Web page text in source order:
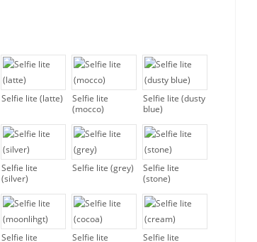
Selfie lite (latte)
Selfie lite
(mocco)
Selfie lite (dusty
blue)
Selfie lite
(silver)
Selfie lite (grey)
Selfie lite
(stone)
Selfie lite
Selfie lite
Selfie lite